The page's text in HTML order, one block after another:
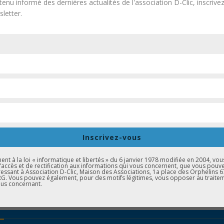
:
Même si nous avons dû déplorer quelques absences
élèves ont été sensibles au parcours personnel de chacun des
informé des dernières actualités de l'association D-Clic,
Inscrivez-vous
à la loi « informatique et libertés » du 6 janvier 1978 modifiée en 2004,
et de rectification aux informations qui vous concernent, que vous
à Association D-Clic, Maison des Associations, 1a place des Orphelins
Vous pouvez également, pour des motifs légitimes, vous opposer au
concernant.